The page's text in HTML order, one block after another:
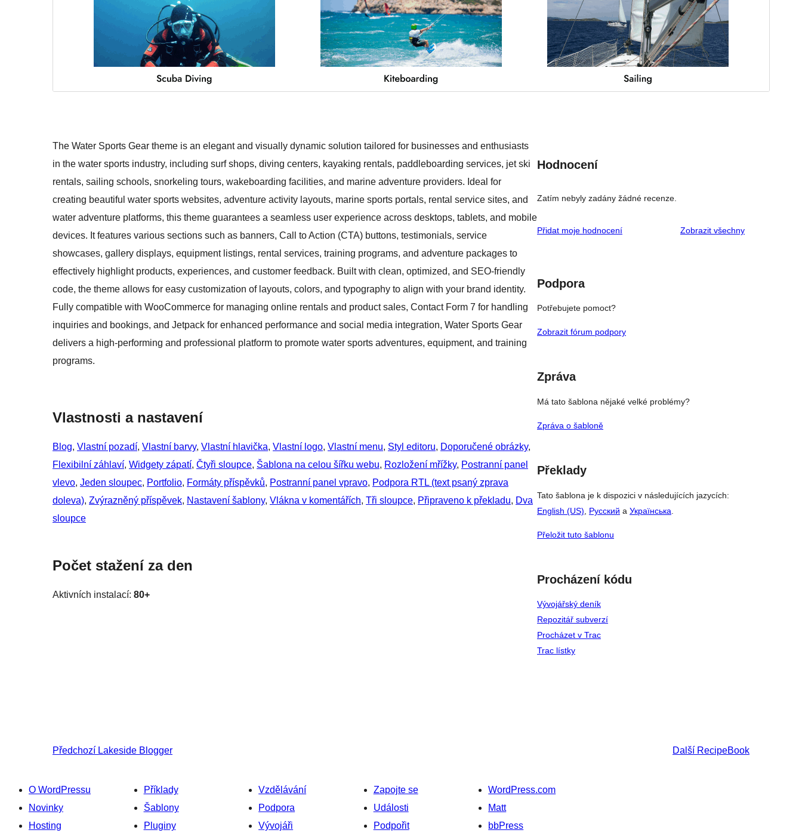
The Water Sports Gear theme is an elegant and visually dynamic solution tailored for businesses and enthusiasts
in the water sports industry, including surf shops, diving centers, kayaking rentals, paddleboarding services, jet ski
rentals, sailing schools, snorkeling tours, wakeboarding facilities, and marine adventure providers. Ideal for
creating beautiful water sports websites, adventure activity layouts, marine sports portals, rental service sites, and
water adventure platforms, this theme guarantees a seamless user experience across desktops, tablets, and mobile
devices. It features various sections such as banners, Call to Action (CTA) buttons, testimonials, service
showcases, gallery displays, equipment listings, rental services, training programs, and adventure packages to
effectively highlight products, experiences, and customer feedback. Built with clean, optimized, and SEO-friendly
code, the theme allows for easy customization of layouts, colors, and typography to align with your brand identity.
Fully compatible with WooCommerce for managing online rentals and product sales, Contact Form 7 for handling
inquiries and bookings, and Jetpack for enhanced performance and social media integration, Water Sports Gear
delivers a high-performing and professional platform to promote water sports adventures, equipment, and training
programs.
Vlastnosti a nastavení
Blog, Vlastní pozadí, Vlastní barvy, Vlastní hlavička, Vlastní logo, Vlastní menu, Styl editoru, Doporučené obrázky
Flexibilní záhlaví, Widgety zápatí, Čtyři sloupce, Šablona na celou šířku webu, Rozložení mřížky, Postranní panel
vlevo, Jeden sloupec, Portfolio, Formáty příspěvků, Postranní panel vpravo, Podpora RTL (text psaný zprava
doleva), Zvýrazněný příspěvek, Nastavení šablony, Vlákna v komentářích, Tři sloupce, Připraveno k překladu, Dva
sloupce
Počet stažení za den
Aktivních instalací: 80+
Hodnocení
Zatím nebyly zadány žádné recenze.
Přidat moje hodnocení Zobrazit všechnyrecenze
Podpora
Potřebujete pomoct?
Zobrazit fórum podpory
Zpráva
Má tato šablona nějaké velké problémy?
Zpráva o šabloně
Překlady
Tato šablona je k dispozici v následujících jazycích:
English (US)
Русский a Українська
Přeložit tuto šablonu
Procházení kódu
Vývojářský deník
Repozitář subverzí
Procházet v Trac
Trac lístky
Předchozí Lakeside Blogger Další RecipeBook
O WordPressu
Novinky
Hosting
Příklady
Šablony
Pluginy
Vzdělávání
Podpora
Vývojáři
Zapojte se
Události
Podpořit
WordPress.com
Matt
bbPress